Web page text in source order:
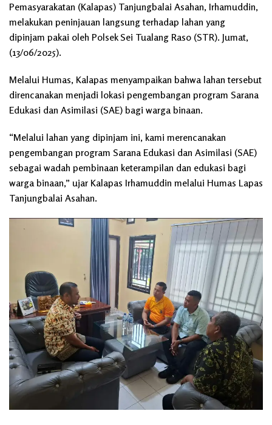
Pemasyarakatan (Kalapas) Tanjungbalai Asahan, Irhamuddin,
melakukan peninjauan langsung terhadap lahan yang
dipinjam pakai oleh Polsek Sei Tualang Raso (STR). Jumat,
(13/06/2025).
Melalui Humas, Kalapas menyampaikan bahwa lahan tersebut
direncanakan menjadi lokasi pengembangan program Sarana
Edukasi dan Asimilasi (SAE) bagi warga binaan.
“Melalui lahan yang dipinjam ini, kami merencanakan
pengembangan program Sarana Edukasi dan Asimilasi (SAE)
sebagai wadah pembinaan keterampilan dan edukasi bagi
warga binaan,” ujar Kalapas Irhamuddin melalui Humas Lapas
Tanjungbalai Asahan.